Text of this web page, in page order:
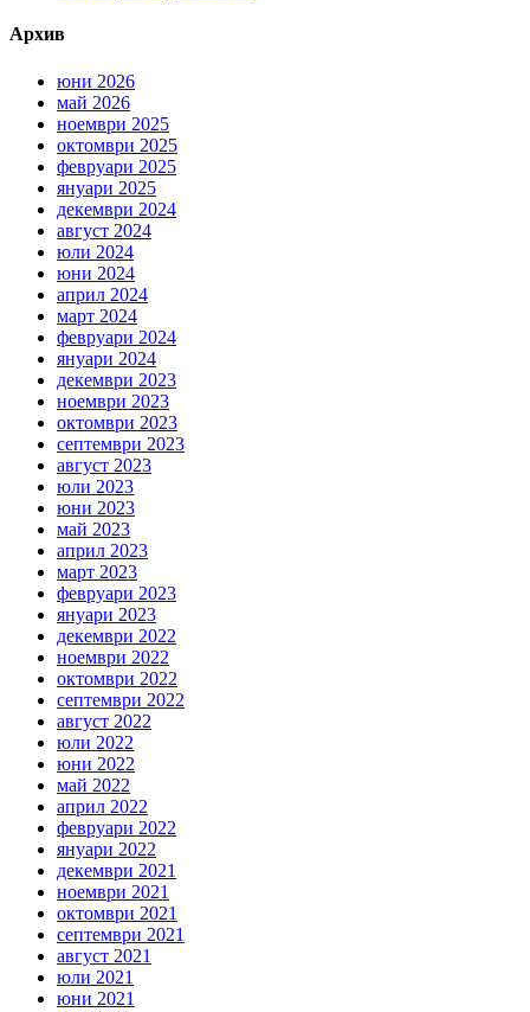
Архив
юни 2026
май 2026
ноември 2025
октомври 2025
февруари 2025
януари 2025
декември 2024
август 2024
юли 2024
юни 2024
април 2024
март 2024
февруари 2024
януари 2024
декември 2023
ноември 2023
октомври 2023
септември 2023
август 2023
юли 2023
юни 2023
май 2023
април 2023
март 2023
февруари 2023
януари 2023
декември 2022
ноември 2022
октомври 2022
септември 2022
август 2022
юли 2022
юни 2022
май 2022
април 2022
февруари 2022
януари 2022
декември 2021
ноември 2021
октомври 2021
септември 2021
август 2021
юли 2021
юни 2021